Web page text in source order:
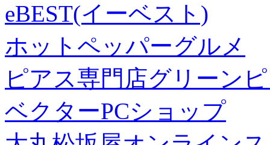
eBEST(イーベスト)
ホットペッパーグルメ
ピアス専門店グリーン
ベクターPCショップ